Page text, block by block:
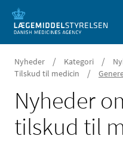
Nyheder / Kategori /
Tilskud til medicin /
Nyheder
tilskud til